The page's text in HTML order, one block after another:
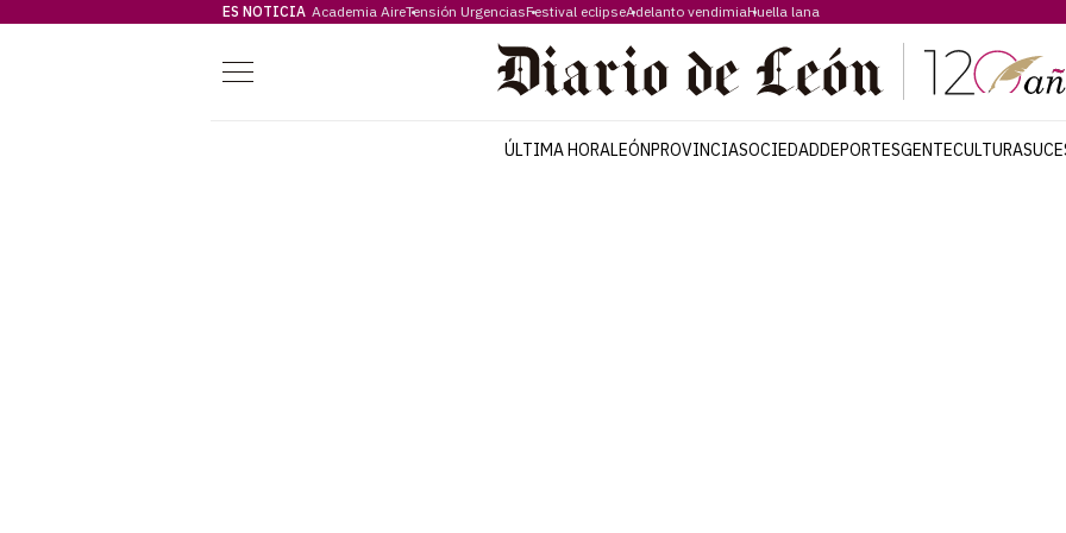
ES NOTICIA Academia AireTensión UrgenciasFestival eclipseAdelanto vendimiaHuella lana
Menú
ÚLTIMA HORALEÓNPROVINCIASOCIEDADDEPORTESGENTECULTURA